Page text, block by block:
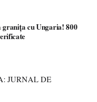
cu Ungaria! 800